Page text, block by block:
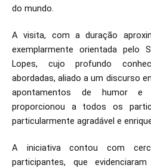
do mundo.
A visita, com a duração
exemplarmente orientada pelo
Lopes, cujo profundo
abordadas, aliado a um discurso
apontamentos de humor e
proporcionou a todos os
particularmente agradável e
A iniciativa contou com
participantes, que